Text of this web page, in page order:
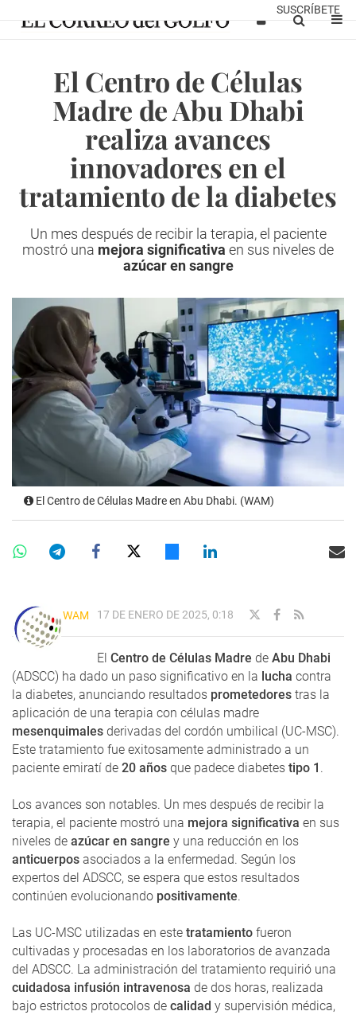
SUSCRÍBETE
El Centro de Células
Madre de Abu Dhabi
realiza avances
innovadores en el
tratamiento de la diabetes
Un mes después de recibir la terapia, el paciente
mostró una mejora significativa en sus niveles de
azúcar en sangre
El Centro de Células Madre en Abu Dhabi. (WAM)
WAM 17 DE ENERO DE 2025, 0:18
El Centro de Células Madre de Abu Dhabi
(ADSCC) ha dado un paso significativo en la lucha contra
la diabetes, anunciando resultados prometedores tras la
aplicación de una terapia con células madre
mesenquimales derivadas del cordón umbilical (UC-MSC).
Este tratamiento fue exitosamente administrado a un
paciente emiratí de 20 años que padece diabetes tipo 1 .
Los avances son notables. Un mes después de recibir la
terapia, el paciente mostró una mejora significativa en sus
niveles de azúcar en sangre y una reducción en los
anticuerpos asociados a la enfermedad. Según los
expertos del ADSCC, se espera que estos resultados
continúen evolucionando positivamente.
Las UC-MSC utilizadas en este tratamiento fueron
cultivadas y procesadas en los laboratorios de avanzada
del ADSCC. La administración del tratamiento requirió una
cuidadosa infusión intravenosa de dos horas, realizada
bajo estrictos protocolos de calidad y supervisión médica,